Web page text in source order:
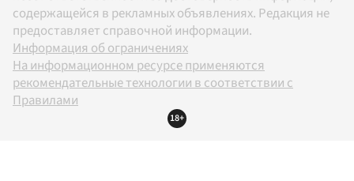
содержащейся в рекламных объявлениях. Редакция не
предоставляет справочной информации.
Информация об ограничениях
На информационном ресурсе применяются
рекомендательные технологии в соответствии с
Правилами
18+